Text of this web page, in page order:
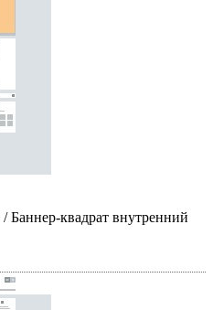
/ Баннер-квадрат внутренний